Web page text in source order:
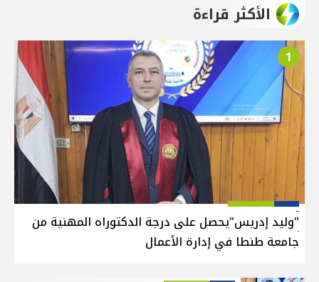
الأكثر قراءة
1
"وليد إدريس"يحصل على درجة الدكتوراه المهنية من
جامعة طنطا في إدارة الأعمال